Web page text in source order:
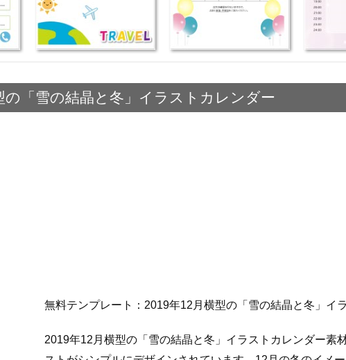
の「雪の結晶と冬」イラストカレンダー
無料テンプレート：2019年12月横型の「雪の結晶と冬」イ
2019年12月横型の「雪の結晶と冬」イラストカレンダー素